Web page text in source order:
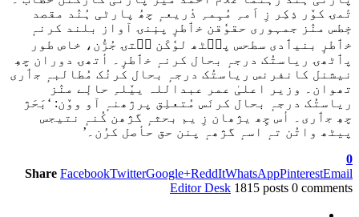
تٔمۍ کوٚر ذِکِر زِ اَمہِ مُہِمہِ ذٔریعہٕ چھُ پارٹی ہُنٛد مقصد
خٕطس منٛز جمہوری حقوٗقن خٲطرٕ پنٕنۍ آواز بلند کرنہٕ
خٲطرٕ بنیٲدی سطحس پٮ۪ٹھ لوٗکَن سۭتۍ جُڑُن، خاص طور
پٲٹھۍ ریاستُک درجہٕ بحال کرنہٕ خٲطرٕ۔ أتھۍ دوران چھِ
نیشنل کانفرنس ریاستُک درجہٕ بحال کرنُک مُطالبہٕ جٲری
تھوان۔ وزیر اعلیٰ عمر عبداللہ ییٚلہِ حالٕے منٛز
ریاستُک درجہٕ بحال کرنَس مُتعلِق پرژھنہٕ آو ووٚن: ‘بَحَژ
چھِ جٲری۔ أس چِھ یژھان زِ یم بحثہٕ گژھن کُنہٕ نتیجس
پیٹھ واتُن تہٕ اسہٕ گژھہٕ پنن حق حأصل کرُن۔’
0
Share FacebookTwitterGoogle+ReddItWhatsAppPinterestEmail
Editor Desk 1815 posts 0 comments